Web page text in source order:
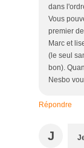
dans
Vous
premier
Marc et
(le seul
bon).
Nesbo
Répondre
J